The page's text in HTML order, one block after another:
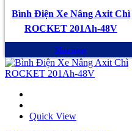
Bình Điện Xe Nâng Axit Chì
ROCKET 201Ah-48V
Mua ngay
Quick View